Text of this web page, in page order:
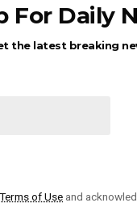
For Daily
the latest breaking
Terms of Use and